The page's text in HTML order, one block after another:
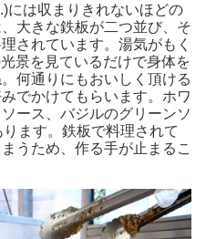
には収まりきれないほどの
大きな鉄板が二つ並び、そ
されています。湯気がもく
景を見ているだけで身体を
何通りにもおいしく頂ける
でかけてもらいます。ホワ
ース、バジルのグリーンソ
ます。鉄板で料理されて
うため、作る手が止まるこ